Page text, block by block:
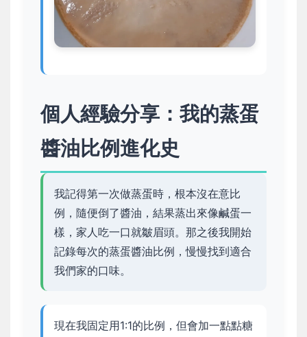
個人經驗分享：我的蒸蛋
醬油比例進化史
我記得第一次做蒸蛋時，根本沒在意比
例，隨便倒了醬油，結果蒸出來像鹹蛋一
樣，家人吃一口就皺眉頭。那之後我開始
記錄每次的蒸蛋醬油比例，慢慢找到適合
我們家的口味。
現在我固定用1:1的比例，但會加一點點糖